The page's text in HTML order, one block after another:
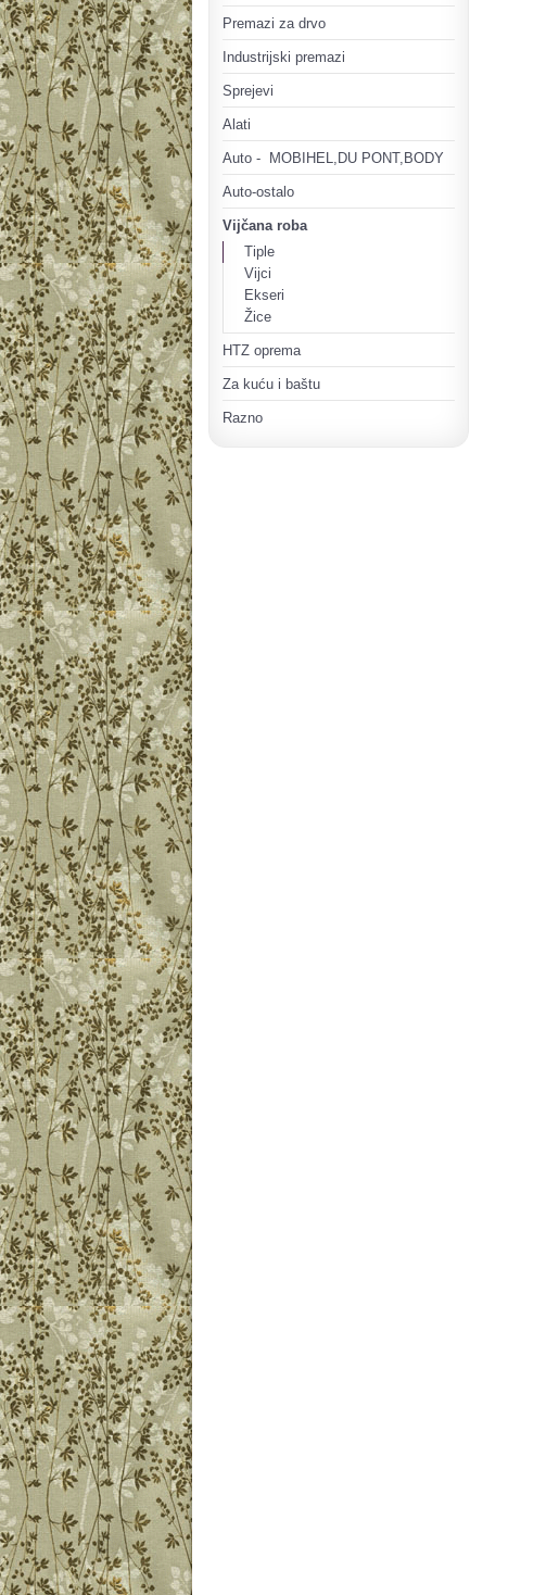
Premazi za drvo
Industrijski premazi
Sprejevi
Alati
Auto - MOBIHEL,DU PONT,BODY
Auto-ostalo
Vijčana roba
Tiple
Vijci
Ekseri
Žice
HTZ oprema
Za kuću i baštu
Razno